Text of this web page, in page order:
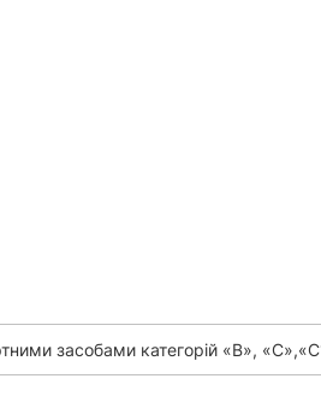
засобами категорій «B»,